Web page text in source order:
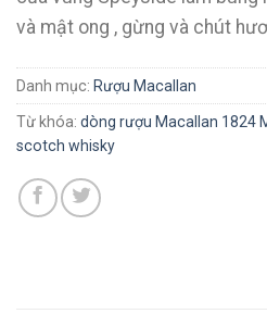
và mật ong , gừng và chút
Danh mục: Rượu Macallan
Từ khóa: dòng rượu Macallan 1824
scotch whisky